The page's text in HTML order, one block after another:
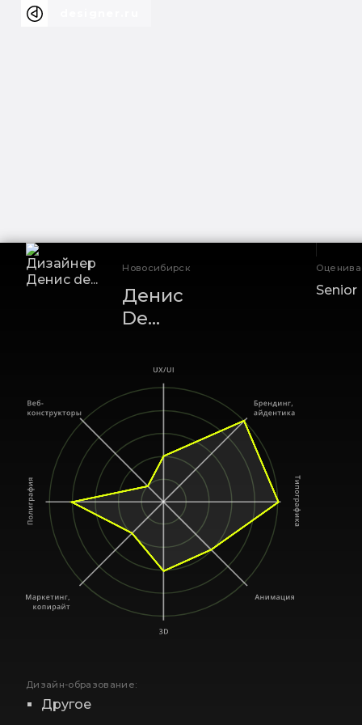
Новосибирск
Денис
De...
Senior
Дизайн-образование:
Другое